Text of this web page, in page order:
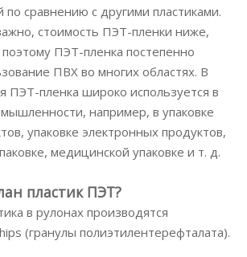
по сравнению с другими пластиками.
стоимость ПЭТ-пленки ниже,
ПЭТ-пленка постепенно
ПВХ во многих областях. В
ПЭТ-пленка широко используется в
например, в упаковке
упаковке электронных продуктов,
медицинской упаковке и т. д.
пластик ПЭТ?
в рулонах производятся
(гранулы полиэтилентерефталата).